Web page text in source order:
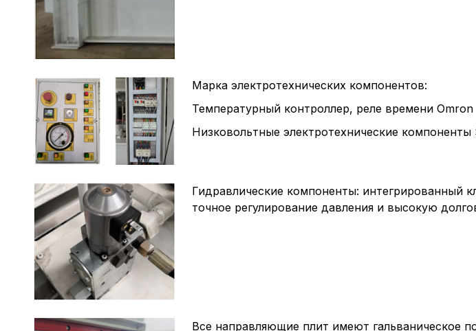
Марка электротехнических компонентов:
Температурный контроллер, реле времени Omron
Низковольтные электротехнические компоненты
Гидравлические компоненты: интегрированный
точное регулирование давления и высокую
Все направляющие плит имеют